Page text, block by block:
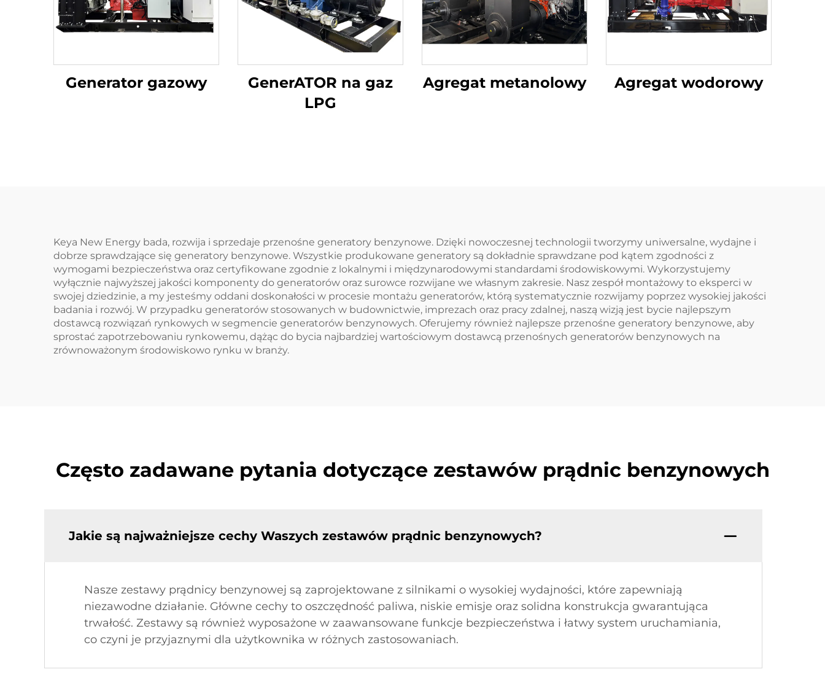
Generator gazowy
GenerATOR na gaz
LPG
Agregat metanolowy Agregat wodorowy
Keya New Energy bada, rozwija i sprzedaje przenośne generatory benzynowe. Dzięki nowoczesnej technologii tworzymy uniwersalne, wydajne i
dobrze sprawdzające się generatory benzynowe. Wszystkie produkowane generatory są dokładnie sprawdzane pod kątem zgodności z
wymogami bezpieczeństwa oraz certyfikowane zgodnie z lokalnymi i międzynarodowymi standardami środowiskowymi. Wykorzystujemy
wyłącznie najwyższej jakości komponenty do generatorów oraz surowce rozwijane we własnym zakresie. Nasz zespół montażowy to eksperci w
swojej dziedzinie, a my jesteśmy oddani doskonałości w procesie montażu generatorów, którą systematycznie rozwijamy poprzez wysokiej jakości
badania i rozwój. W przypadku generatorów stosowanych w budownictwie, imprezach oraz pracy zdalnej, naszą wizją jest bycie najlepszym
dostawcą rozwiązań rynkowych w segmencie generatorów benzynowych. Oferujemy również najlepsze przenośne generatory benzynowe, aby
sprostać zapotrzebowaniu rynkowemu, dążąc do bycia najbardziej wartościowym dostawcą przenośnych generatorów benzynowych na
zrównoważonym środowiskowo rynku w branży.
Często zadawane pytania dotyczące zestawów prądnic benzynowych
Jakie są najważniejsze cechy Waszych zestawów prądnic benzynowych?
Nasze zestawy prądnicy benzynowej są zaprojektowane z silnikami o wysokiej wydajności, które zapewniają
niezawodne działanie. Główne cechy to oszczędność paliwa, niskie emisje oraz solidna konstrukcja gwarantująca
trwałość. Zestawy są również wyposażone w zaawansowane funkcje bezpieczeństwa i łatwy system uruchamiania,
co czyni je przyjaznymi dla użytkownika w różnych zastosowaniach.